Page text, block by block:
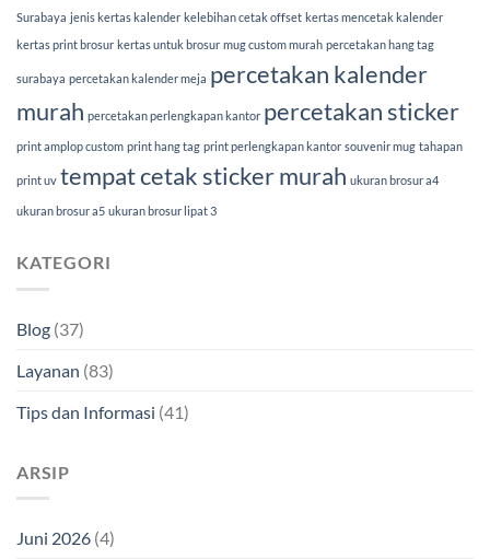
Surabaya jenis kertas kalender kelebihan cetak offset kertas mencetak kalender
kertas print brosur kertas untuk brosur mug custom murah percetakan hang tag
surabaya percetakan kalender meja percetakan kalender
murah percetakan perlengkapan kantor percetakan sticker
print amplop custom print hang tag print perlengkapan kantor souvenir mug tahapan
print uv tempat cetak sticker murah ukuran brosur a4
ukuran brosur a5 ukuran brosur lipat 3
KATEGORI
Blog (37)
Layanan (83)
Tips dan Informasi (41)
ARSIP
Juni 2026 (4)